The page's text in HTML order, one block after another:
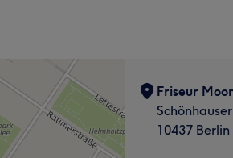
Friseur
10437 Berlin